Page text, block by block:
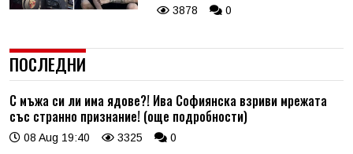
3878 0
ПОСЛЕДНИ
С мъжа си ли има ядове?! Ива Софиянска взриви мрежата
със странно признание! (още подробности)
08 Aug 19:40 3325 0